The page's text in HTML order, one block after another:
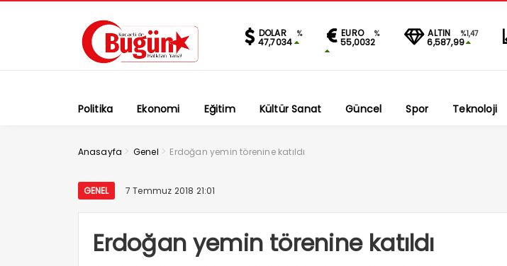
DOLAR %
47,7034
EURO %
55,0032
ALTIN %1,47
6,587,99
Politika Ekonomi Eğitim Kültür Sanat Güncel Spor Teknoloji
Anasayfa > Genel > Erdoğan yemin törenine katıldı
GENEL 7 Temmuz 2018 21:01
Erdoğan yemin törenine katıldı